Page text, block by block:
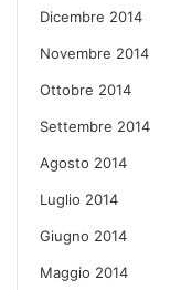
Dicembre 2014
Novembre 2014
Ottobre 2014
Settembre 2014
Agosto 2014
Luglio 2014
Giugno 2014
Maggio 2014